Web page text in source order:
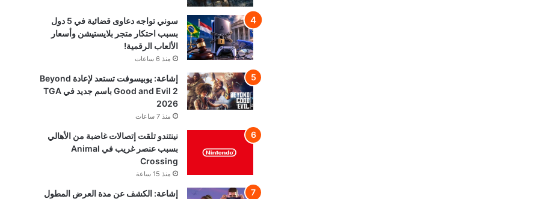
سوني تواجه دعاوى قضائية في 5 دول
بسبب احتكار متجر بلايستيشن وأسعار
الألعاب الرقمية!
منذ 6 ساعات
إشاعة: يوبيسوفت تستعد لإعادة Beyond
Good and Evil 2 باسم جديد في TGA
2026
منذ 7 ساعات
نينتندو تلقت إتصالات غاضبة من الأهالي
بسبب عنصر غريب في Animal
Crossing
منذ 15 ساعة
إشاعة: الكشف عن مدة العرض المطول